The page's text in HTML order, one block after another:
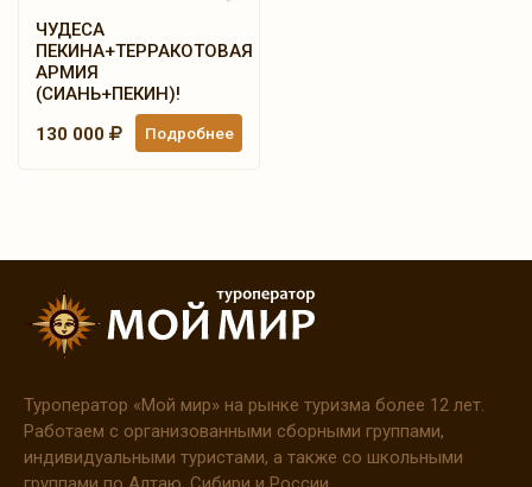
ЧУДЕСА
ПЕКИНА+ТЕРРАКОТОВАЯ
АРМИЯ
(СИАНЬ+ПЕКИН)!
130 000
Подробнее
Туроператор «Мой мир» на рынке туризма более 12 лет.
Работаем с организованными сборными группами,
индивидуальными туристами, а также со школьными